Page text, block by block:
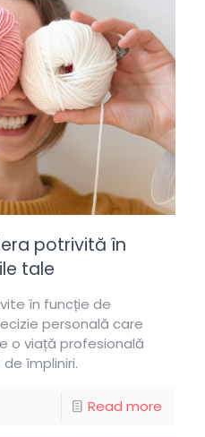
potrivită în
tale
în funcție de
personală care
o viață profesională
împliniri.
Read more